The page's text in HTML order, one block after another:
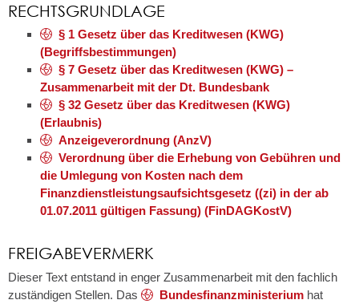
RECHTSGRUNDLAGE
§ 1 Gesetz über das Kreditwesen (KWG)
(Begriffsbestimmungen)
§ 7 Gesetz über das Kreditwesen (KWG) –
Zusammenarbeit mit der Dt. Bundesbank
§ 32 Gesetz über das Kreditwesen (KWG)
(Erlaubnis)
Anzeigeverordnung (AnzV)
Verordnung über die Erhebung von Gebühren und
die Umlegung von Kosten nach dem
Finanzdienstleistungsaufsichtsgesetz ((zi) in der ab
01.07.2011 gültigen Fassung) (FinDAGKostV)
FREIGABEVERMERK
Dieser Text entstand in enger Zusammenarbeit mit den fachlich
zuständigen Stellen. Das
Bundesfinanzministeriumhat